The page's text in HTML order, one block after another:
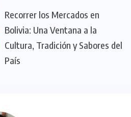
Recorrer los Mercados en
Bolivia: Una Ventana a la
Cultura, Tradición y Sabores del
País